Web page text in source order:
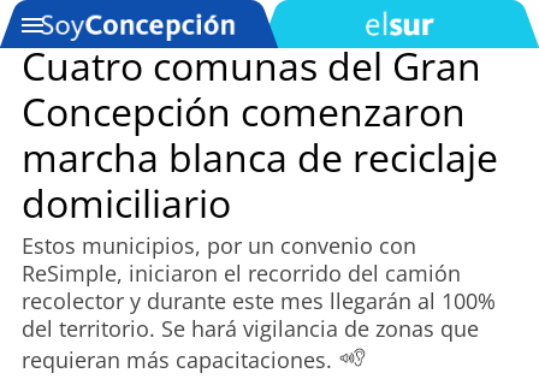
SOYTV
Podcast
Actualidad
Entretención
Economía
Cuatro comunas del Gran
Concepción comenzaron
marcha blanca de reciclaje
domiciliario
Estos municipios, por un convenio con
ReSimple, iniciaron el recorrido del camión
recolector y durante este mes llegarán al 100%
del territorio. Se hará vigilancia de zonas que
requieran más capacitaciones.